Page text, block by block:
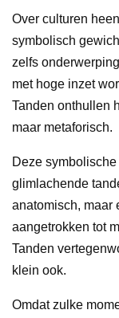
Over culturen
symbolisch
zelfs
met hoge inzet
Tanden onthullen
maar metaforisch.
Deze
glimlachende
anatomisch, maar
aangetrokken tot
Tanden
klein ook.
Omdat zulke